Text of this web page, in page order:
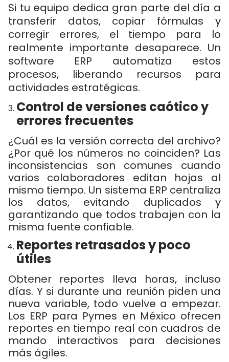
Si tu equipo dedica gran parte del día a
transferir datos, copiar fórmulas y
corregir errores, el tiempo para lo
realmente importante desaparece. Un
software ERP automatiza estos
procesos, liberando recursos para
actividades estratégicas.
Control de versiones caótico y
errores frecuentes
¿Cuál es la versión correcta del archivo?
¿Por qué los números no coinciden? Las
inconsistencias son comunes cuando
varios colaboradores editan hojas al
mismo tiempo. Un sistema ERP centraliza
los datos, evitando duplicados y
garantizando que todos trabajen con la
misma fuente confiable.
Reportes retrasados y poco
útiles
Obtener reportes lleva horas, incluso
días. Y si durante una reunión piden una
nueva variable, todo vuelve a empezar.
Los ERP para Pymes en México ofrecen
reportes en tiempo real con cuadros de
mando interactivos para decisiones
más ágiles.